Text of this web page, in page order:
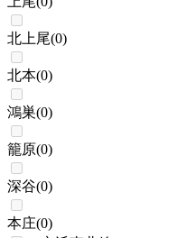
北上尾(0)
北本(0)
鴻巣(0)
籠原(0)
深谷(0)
本庄(0)